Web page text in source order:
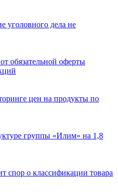
уголовного дела не
обязательной оферты
цен на продукты по
группы «Илим» на 1,8
спор о классификации товара